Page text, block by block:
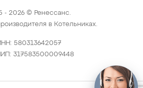
- 2026 © Ренессанс.
в Котельниках.
580313642057
317583500009448